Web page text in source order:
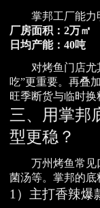
掌邦工厂能力
厂房面积：2万㎡
日均产能：40吨
对烤鱼门店尤
吃”更重要。再叠
旺季断货与临时换
三、用掌邦
型更稳？
万州烤鱼常见
菌汤等。掌邦的底
1）主打香辣爆